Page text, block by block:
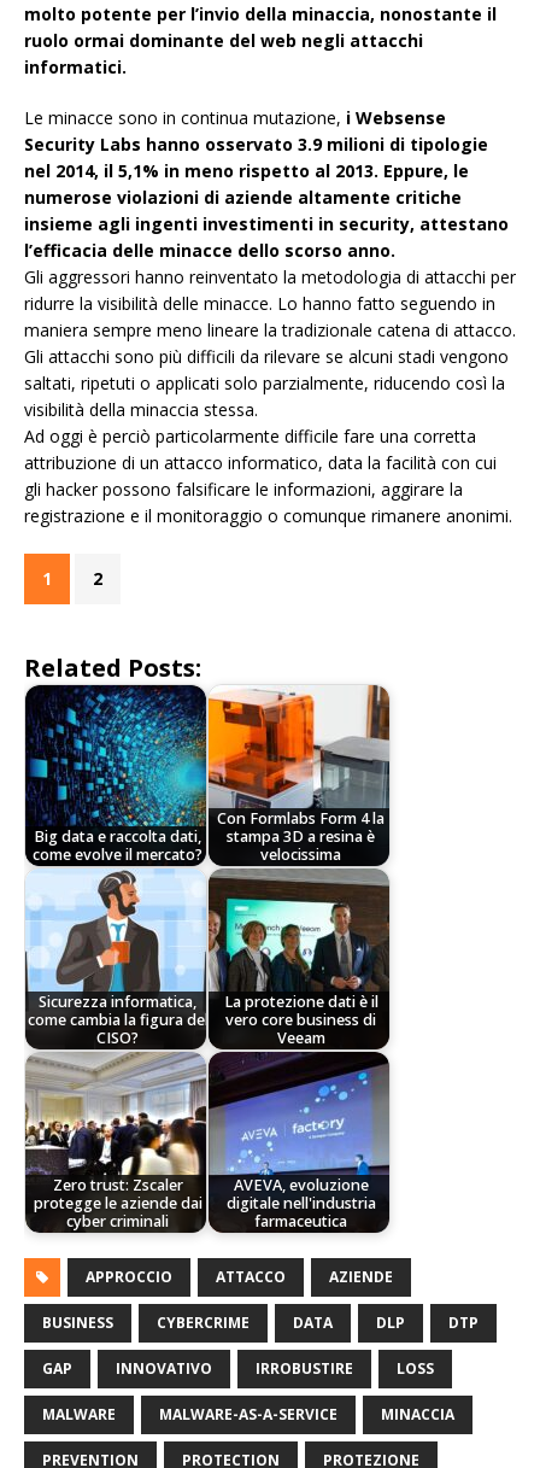
molto potente per l’invio della minaccia, nonostante il
ruolo ormai dominante del web negli attacchi
informatici.
Le minacce sono in continua mutazione, i Websense
Security Labs hanno osservato 3.9 milioni di tipologie
nel 2014, il 5,1% in meno rispetto al 2013. Eppure, le
numerose violazioni di aziende altamente critiche
insieme agli ingenti investimenti in security, attestano
l’efficacia delle minacce dello scorso anno.
Gli aggressori hanno reinventato la metodologia di attacchi per
ridurre la visibilità delle minacce. Lo hanno fatto seguendo in
maniera sempre meno lineare la tradizionale catena di attacco.
Gli attacchi sono più difficili da rilevare se alcuni stadi vengono
saltati, ripetuti o applicati solo parzialmente, riducendo così la
visibilità della minaccia stessa.
Ad oggi è perciò particolarmente difficile fare una corretta
attribuzione di un attacco informatico, data la facilità con cui
gli hacker possono falsificare le informazioni, aggirare la
registrazione e il monitoraggio o comunque rimanere anonimi.
1 2
Related Posts:
Big data e raccolta dati,
come evolve il mercato?
Con Formlabs Form 4 la
stampa 3D a resina è
velocissima
Sicurezza informatica,
come cambia la figura del
CISO?
La protezione dati è il
vero core business di
Veeam
Zero trust: Zscaler
protegge le aziende dai
cyber criminali
AVEVA, evoluzione
digitale nell'industria
farmaceutica
APPROCCIO ATTACCO AZIENDE
BUSINESS CYBERCRIME DATA DLP DTP
GAP INNOVATIVO IRROBUSTIRE LOSS
MALWARE MALWARE-AS-A-SERVICE MINACCIA
PREVENTION PROTECTION PROTEZIONE